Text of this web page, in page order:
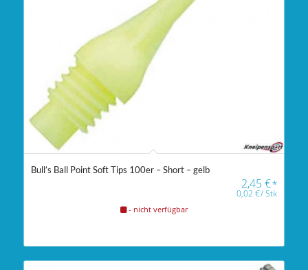
Bull’s Ball Point Soft Tips 100er – Short – gelb
2,45€*
0,02€/Stk
- nicht verfügbar